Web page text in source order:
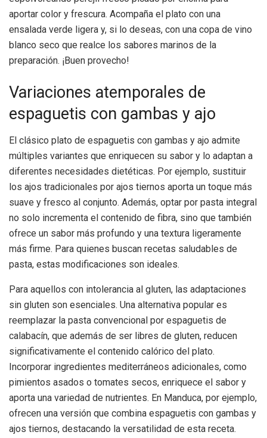
aportar color y frescura. Acompaña el plato con una
ensalada verde ligera y, si lo deseas, con una copa de vino
blanco seco que realce los sabores marinos de la
preparación. ¡Buen provecho!
Variaciones atemporales de
espaguetis con gambas y ajo
El clásico plato de espaguetis con gambas y ajo admite
múltiples variantes que enriquecen su sabor y lo adaptan a
diferentes necesidades dietéticas. Por ejemplo, sustituir
los ajos tradicionales por ajos tiernos aporta un toque más
suave y fresco al conjunto. Además, optar por pasta integral
no solo incrementa el contenido de fibra, sino que también
ofrece un sabor más profundo y una textura ligeramente
más firme. Para quienes buscan recetas saludables de
pasta, estas modificaciones son ideales.
Para aquellos con intolerancia al gluten, las adaptaciones
sin gluten son esenciales. Una alternativa popular es
reemplazar la pasta convencional por espaguetis de
calabacín, que además de ser libres de gluten, reducen
significativamente el contenido calórico del plato.
Incorporar ingredientes mediterráneos adicionales, como
pimientos asados o tomates secos, enriquece el sabor y
aporta una variedad de nutrientes. En Manduca, por ejemplo,
ofrecen una versión que combina espaguetis con gambas y
ajos tiernos, destacando la versatilidad de esta receta.